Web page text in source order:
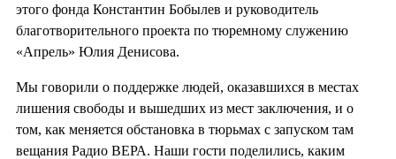
этого фонда Константин Бобылев и руководитель
благотворительного проекта по тюремному служению
«Апрель» Юлия Денисова.
Мы говорили о поддержке людей, оказавшихся в местах
лишения свободы и вышедших из мест заключения, и о
том, как меняется обстановка в тюрьмах с запуском там
вещания Радио ВЕРА. Наши гости поделились, каким